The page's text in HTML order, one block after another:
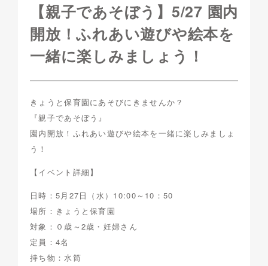
【親子であそぼう】5/27 園内
開放！ふれあい遊びや絵本を
一緒に楽しみましょう！
きょうと保育園にあそびにきませんか？
『親子であそぼう』
園内開放！ふれあい遊びや絵本を一緒に楽しみましょ
う！
【イベント詳細】
日時：5月27日（水）10:00～10：50
場所：きょうと保育園
対象：０歳～2歳・妊婦さん
定員：4名
持ち物：水筒